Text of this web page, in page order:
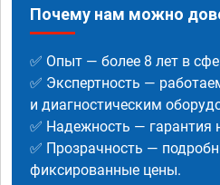
Почему нам можно
✅ Опыт — более 8 лет в
✅ Экспертность —
и диагностическим
✅ Надежность — гарантия
✅ Прозрачность —
фиксированные цены.